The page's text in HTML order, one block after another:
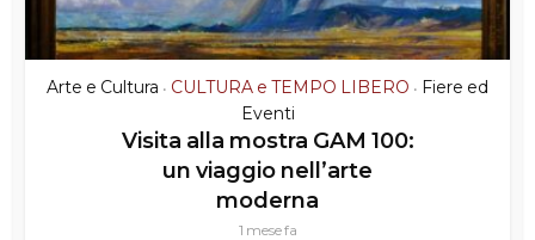
Arte e Cultura • CULTURA e TEMPO LIBERO • Fiere ed
Eventi
Visita alla mostra GAM 100:
un viaggio nell’arte
moderna
1 mese fa